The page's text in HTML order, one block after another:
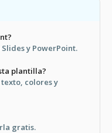
y PowerPoint.
plantilla?
colores y
gratis.